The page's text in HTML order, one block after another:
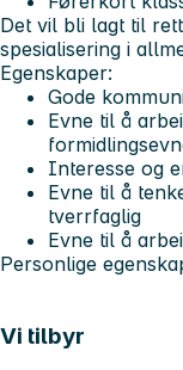
Det vil bli lagt til
spesialisering i
Egenskaper:
Gode
Evne til å
Interesse og
Evne til å
tverrfaglig
Evne til å
Personlige
Vi tilbyr